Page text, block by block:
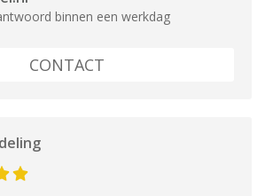
binnen een werkdag
CONTACT